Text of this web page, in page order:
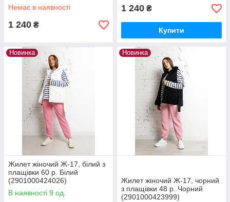
Немає в наявності
1 240 ₴
1 240 ₴
Купити
Новинка
Жилет жіночий Ж-17, білий з
плащівки 60 р. Білий
(2901000424026)
В наявності 9 од.
Новинка
Жилет жіночий Ж-17, чорний
з плащівки 48 р. Чорний
(2901000423999)